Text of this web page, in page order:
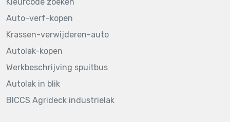
Auto-verf-kopen
Krassen-verwijderen-auto
Autolak-kopen
Werkbeschrijving spuitbus
Autolak in blik
BICCS Agrideck industrielak